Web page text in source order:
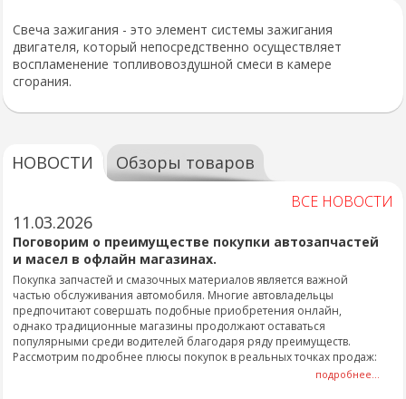
Свеча зажигания - это элемент системы зажигания
двигателя, который непосредственно осуществляет
воспламенение топливовоздушной смеси в камере
сгорания.
НОВОСТИ Обзоры товаров
ВСЕ НОВОСТИ
11.03.2026
Поговорим о преимуществе покупки автозапчастей
и масел в офлайн магазинах.
Покупка запчастей и смазочных материалов является важной
частью обслуживания автомобиля. Многие автовладельцы
предпочитают совершать подобные приобретения онлайн,
однако традиционные магазины продолжают оставаться
популярными среди водителей благодаря ряду преимуществ.
Рассмотрим подробнее плюсы покупок в реальных точках продаж:
подробнее...